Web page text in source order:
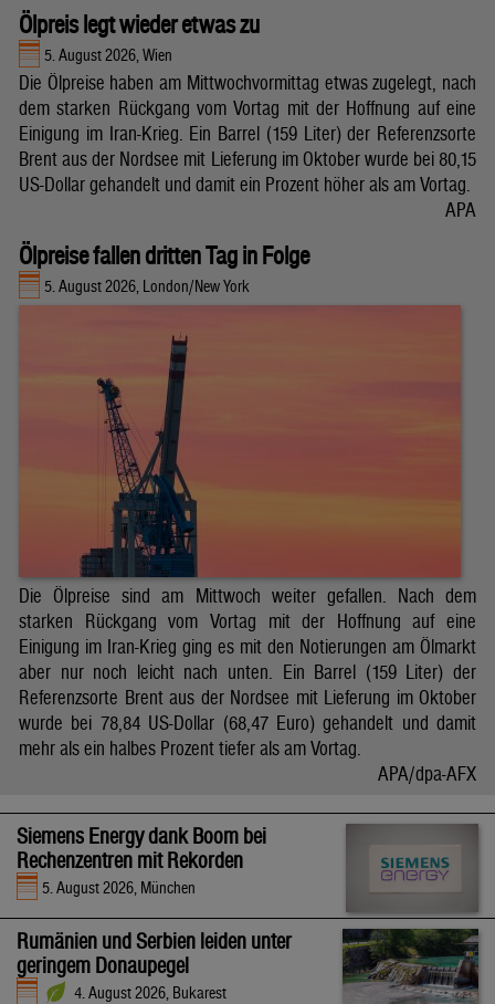
Ölpreis legt wieder etwas zu
5. August 2026, Wien
Die Ölpreise haben am Mittwochvormittag etwas zugelegt, nach
dem starken Rückgang vom Vortag mit der Hoffnung auf eine
Einigung im Iran-Krieg. Ein Barrel (159 Liter) der Referenzsorte
Brent aus der Nordsee mit Lieferung im Oktober wurde bei 80,15
US-Dollar gehandelt und damit ein Prozent höher als am Vortag.
APA
Ölpreise fallen dritten Tag in Folge
5. August 2026, London/New York
Die Ölpreise sind am Mittwoch weiter gefallen. Nach dem
starken Rückgang vom Vortag mit der Hoffnung auf eine
Einigung im Iran-Krieg ging es mit den Notierungen am Ölmarkt
aber nur noch leicht nach unten. Ein Barrel (159 Liter) der
Referenzsorte Brent aus der Nordsee mit Lieferung im Oktober
wurde bei 78,84 US-Dollar (68,47 Euro) gehandelt und damit
mehr als ein halbes Prozent tiefer als am Vortag.
APA/dpa-AFX
Siemens Energy dank Boom bei
Rechenzentren mit Rekorden
5. August 2026, München
Rumänien und Serbien leiden unter
geringem Donaupegel
4. August 2026, Bukarest